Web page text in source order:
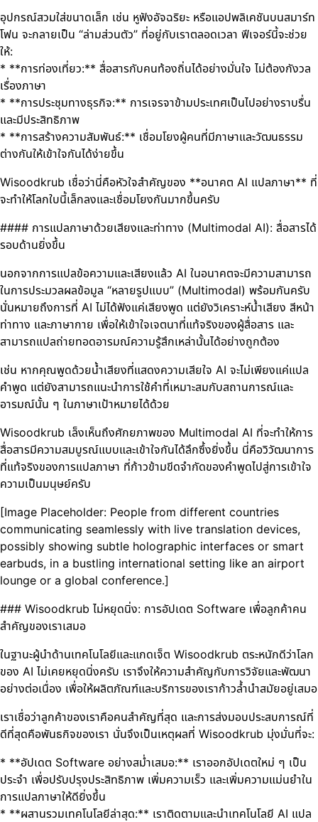
อุปกรณ์สวมใส่ขนาดเล็ก เช่น หูฟังอัจฉริยะ หรือแอปพลิเคชันบนสมาร์ท
โฟน จะกลายเป็น “ล่ามส่วนตัว” ที่อยู่กับเราตลอดเวลา ฟีเจอร์นี้จะช่วย
ให้:
* **การท่องเที่ยว:** สื่อสารกับคนท้องถิ่นได้อย่างมั่นใจ ไม่ต้องกังวล
เรื่องภาษา
* **การประชุมทางธุรกิจ:** การเจรจาข้ามประเทศเป็นไปอย่างราบรื่น
และมีประสิทธิภาพ
* **การสร้างความสัมพันธ์:** เชื่อมโยงผู้คนที่มีภาษาและวัฒนธรรม
ต่างกันให้เข้าใจกันได้ง่ายขึ้น
Wisoodkrub เชื่อว่านี่คือหัวใจสำคัญของ **อนาคต AI แปลภาษา** ที่
จะทำให้โลกใบนี้เล็กลงและเชื่อมโยงกันมากขึ้นครับ
#### การแปลภาษาด้วยเสียงและท่าทาง (Multimodal AI): สื่อสารได้
รอบด้านยิ่งขึ้น
นอกจากการแปลข้อความและเสียงแล้ว AI ในอนาคตจะมีความสามารถ
ในการประมวลผลข้อมูล “หลายรูปแบบ” (Multimodal) พร้อมกันครับ
นั่นหมายถึงการที่ AI ไม่ได้ฟังแค่เสียงพูด แต่ยังวิเคราะห์น้ำเสียง สีหน้า
ท่าทาง และภาษากาย เพื่อให้เข้าใจเจตนาที่แท้จริงของผู้สื่อสาร และ
สามารถแปลถ่ายทอดอารมณ์ความรู้สึกเหล่านั้นได้อย่างถูกต้อง
เช่น หากคุณพูดด้วยน้ำเสียงที่แสดงความเสียใจ AI จะไม่เพียงแค่แปล
คำพูด แต่ยังสามารถแนะนำการใช้คำที่เหมาะสมกับสถานการณ์และ
อารมณ์นั้น ๆ ในภาษาเป้าหมายได้ด้วย
Wisoodkrub เล็งเห็นถึงศักยภาพของ Multimodal AI ที่จะทำให้การ
สื่อสารมีความสมบูรณ์แบบและเข้าใจกันได้ลึกซึ้งยิ่งขึ้น นี่คือวิวัฒนาการ
ที่แท้จริงของการแปลภาษา ที่ก้าวข้ามขีดจำกัดของคำพูดไปสู่การเข้าใจ
ความเป็นมนุษย์ครับ
[Image Placeholder: People from different countries
communicating seamlessly with live translation devices,
possibly showing subtle holographic interfaces or smart
earbuds, in a bustling international setting like an airport
lounge or a global conference.]
### Wisoodkrub ไม่หยุดนิ่ง: การอัปเดต Software เพื่อลูกค้าคน
สำคัญของเราเสมอ
ในฐานะผู้นำด้านเทคโนโลยีและแกดเจ็ต Wisoodkrub ตระหนักดีว่าโลก
ของ AI ไม่เคยหยุดนิ่งครับ เราจึงให้ความสำคัญกับการวิจัยและพัฒนา
อย่างต่อเนื่อง เพื่อให้ผลิตภัณฑ์และบริการของเราก้าวล้ำนำสมัยอยู่เสมอ
เราเชื่อว่าลูกค้าของเราคือคนสำคัญที่สุด และการส่งมอบประสบการณ์ที่
ดีที่สุดคือพันธกิจของเรา นั่นจึงเป็นเหตุผลที่ Wisoodkrub มุ่งมั่นที่จะ:
* **อัปเดต Software อย่างสม่ำเสมอ:** เราออกอัปเดตใหม่ ๆ เป็น
ประจำ เพื่อปรับปรุงประสิทธิภาพ เพิ่มความเร็ว และเพิ่มความแม่นยำใน
การแปลภาษาให้ดียิ่งขึ้น
* **ผสานรวมเทคโนโลยีล่าสุด:** เราติดตามและนำเทคโนโลยี AI แปล